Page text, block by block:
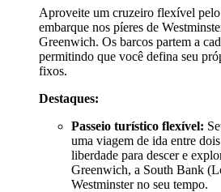
Aproveite um cruzeiro flexível
embarque nos píeres de
Greenwich. Os barcos partem a
permitindo que você defina seu
fixos.
Destaques:
Passeio turístico flexível:
uma viagem de ida entre
liberdade para descer e
Greenwich, a South Bank
Westminster no seu tempo.